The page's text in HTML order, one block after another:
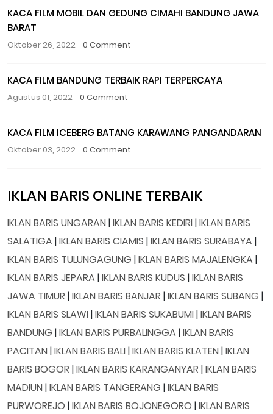
KACA FILM MOBIL DAN GEDUNG CIMAHI BANDUNG JAWA
BARAT
Oktober 26, 2022 0 Comment
KACA FILM BANDUNG TERBAIK RAPI TERPERCAYA
Agustus 01, 2022 0 Comment
KACA FILM ICEBERG BATANG KARAWANG PANGANDARAN
Oktober 03, 2022 0 Comment
IKLAN BARIS ONLINE TERBAIK
IKLAN BARIS UNGARAN|IKLAN BARIS KEDIRI|IKLAN BARIS
SALATIGA |IKLAN BARIS CIAMIS |IKLAN BARIS SURABAYA |
IKLAN BARIS TULUNGAGUNG |IKLAN BARIS MAJALENGKA |
IKLAN BARIS JEPARA |IKLAN BARIS KUDUS |IKLAN BARIS
JAWA TIMUR |IKLAN BARIS BANJAR |IKLAN BARIS SUBANG |
IKLAN BARIS SLAWI|IKLAN BARIS SUKABUMI|IKLAN BARIS
BANDUNG |IKLAN BARIS PURBALINGGA |IKLAN BARIS
PACITAN|IKLAN BARIS BALI|IKLAN BARIS KLATEN|IKLAN
BARIS BOGOR |IKLAN BARIS KARANGANYAR |IKLAN BARIS
MADIUN|IKLAN BARIS TANGERANG |IKLAN BARIS
PURWOREJO |IKLAN BARIS BOJONEGORO |IKLAN BARIS